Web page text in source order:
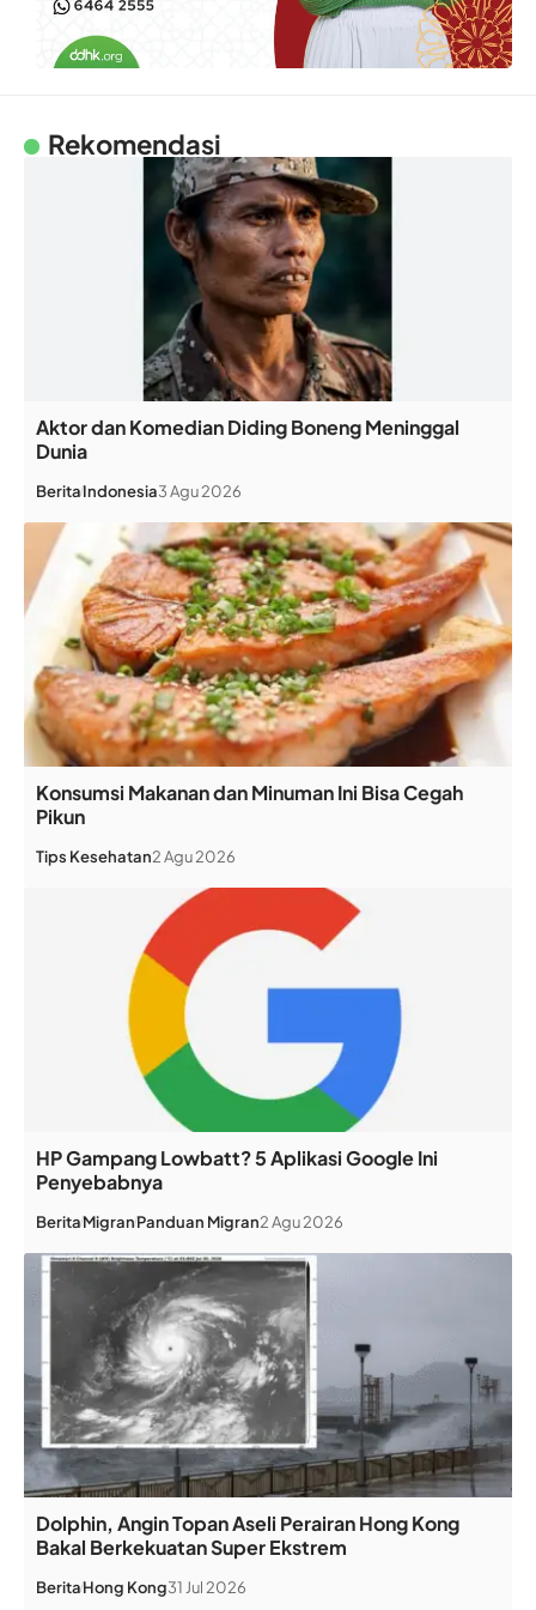
Rekomendasi
Aktor dan Komedian Diding Boneng Meninggal
Dunia
BeritaIndonesia3 Agu 2026
Konsumsi Makanan dan Minuman Ini Bisa Cegah
Pikun
Tips Kesehatan2 Agu 2026
HP Gampang Lowbatt? 5 Aplikasi Google Ini
Penyebabnya
BeritaMigranPanduan Migran2 Agu 2026
Dolphin, Angin Topan Aseli Perairan Hong Kong
Bakal Berkekuatan Super Ekstrem
BeritaHong Kong31 Jul 2026